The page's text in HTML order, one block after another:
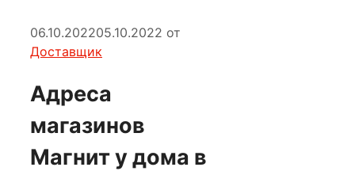
06.10.202205.10.2022 от
Доставщик
Адреса
магазинов
Магнит у дома в